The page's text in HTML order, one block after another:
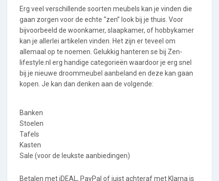
Erg veel verschillende soorten meubels kan je vinden die
gaan zorgen voor de echte “zen” look bij je thuis. Voor
bijvoorbeeld de woonkamer, slaapkamer, of hobbykamer
kan je allerlei artikelen vinden. Het zijn er teveel om
allemaal op te noemen. Gelukkig hanteren se bij Zen-
lifestyle.nl erg handige categorieën waardoor je erg snel
bij je nieuwe droommeubel aanbeland en deze kan gaan
kopen. Je kan dan denken aan de volgende:
Banken
Stoelen
Tafels
Kasten
Sale (voor de leukste aanbiedingen)
Betalen met iDEAL, PayPal of juist achteraf met Klarna is